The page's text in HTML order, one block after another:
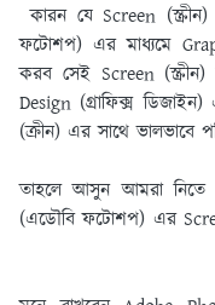
কারন যে Screen
ফটোশপ) এর মাধ্যমে
করব সেই Screen (স্ক্রীন)
Design (গ্রাফিক্স
(ক্রীন) এর সাথে ভালভাবে
তাহলে আসুন আমরা নিতে
(এডৌবি ফটোশপ) এর